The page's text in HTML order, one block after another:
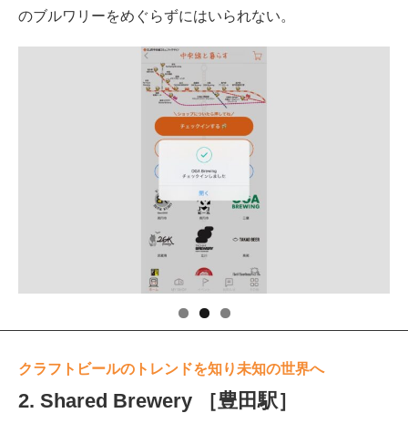
のブルワリーをめぐらずにはいられない。
クラフトビールのトレンドを知り未知の世界へ
2. Shared Brewery ［豊田駅］